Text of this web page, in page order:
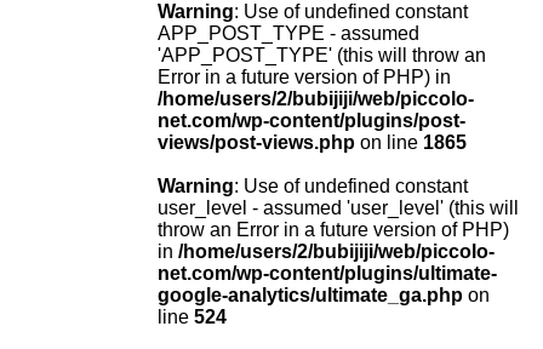
Warning: Use of undefined constant
APP_POST_TYPE - assumed
'APP_POST_TYPE' (this will throw an
Error in a future version of PHP) in
/home/users/2/bubijiji/web/piccolo-
net.com/wp-content/plugins/post-
views/post-views.php on line 1865
Warning: Use of undefined constant
user_level - assumed 'user_level' (this will
throw an Error in a future version of PHP)
in /home/users/2/bubijiji/web/piccolo-
net.com/wp-content/plugins/ultimate-
google-analytics/ultimate_ga.php on
line 524